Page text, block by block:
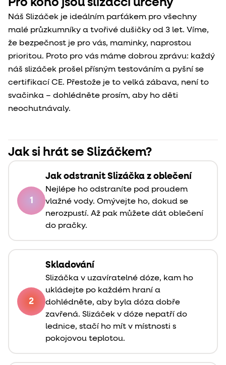
Náš Slizáček je ideálním parťákem pro všechny
malé průzkumníky a tvořivé dušičky od 3 let. Víme,
že bezpečnost je pro vás, maminky, naprostou
prioritou. Proto pro vás máme dobrou zprávu: každý
náš slizáček prošel přísným testováním a pyšní se
certifikací CE. Přestože je to velká zábava, není to
svačinka – dohlédněte prosím, aby ho děti
neochutnávaly.
Jak si hrát se Slizáčkem?
1
Jak odstranit Slizáčka z oblečení
Nejlépe ho odstraníte pod proudem
vlažné vody. Omývejte ho, dokud se
nerozpustí. Až pak můžete dát oblečení
do pračky.
2
Skladování
Slizáčka v uzavíratelné dóze, kam ho
ukládejte po každém hraní a
dohlédněte, aby byla dóza dobře
zavřená. Slizáček v dóze nepatří do
lednice, stačí ho mít v místnosti s
pokojovou teplotou.